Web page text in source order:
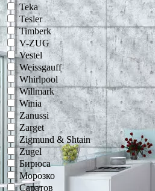
Teka
Tesler
Timberk
V-ZUG
Vestel
Weissgauff
Whirlpool
Willmark
Winia
Zanussi
Zarget
Zigmund & Shtain
Zugel
Бирюса
Морозко
Саратов